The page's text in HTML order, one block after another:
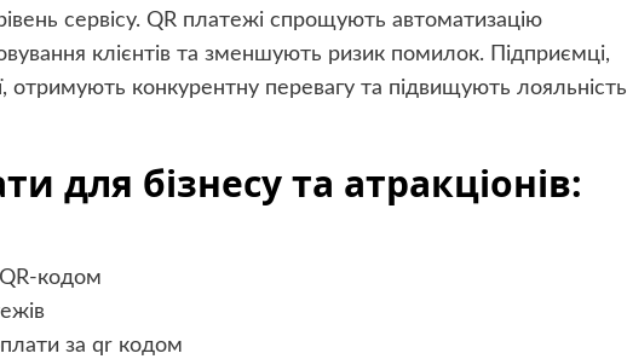
сервісу. QR платежі спрощують автоматизацію
клієнтів та зменшують ризик помилок. Підприємці,
отримують конкурентну перевагу та підвищують лояльність
для бізнесу та атракціонів:
кодом
за qr кодом